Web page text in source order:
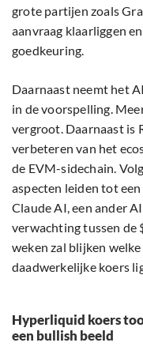
grote partijen zoals
aanvraag klaarliggen
goedkeuring.
Daarnaast neemt het
in de voorspelling.
vergroot. Daarnaast is
verbeteren van het
de EVM-sidechain.
aspecten leiden tot
Claude AI, een ander
verwachting tussen de
weken zal blijken
daadwerkelijke koers
Hyperliquid koers
een bullish beeld